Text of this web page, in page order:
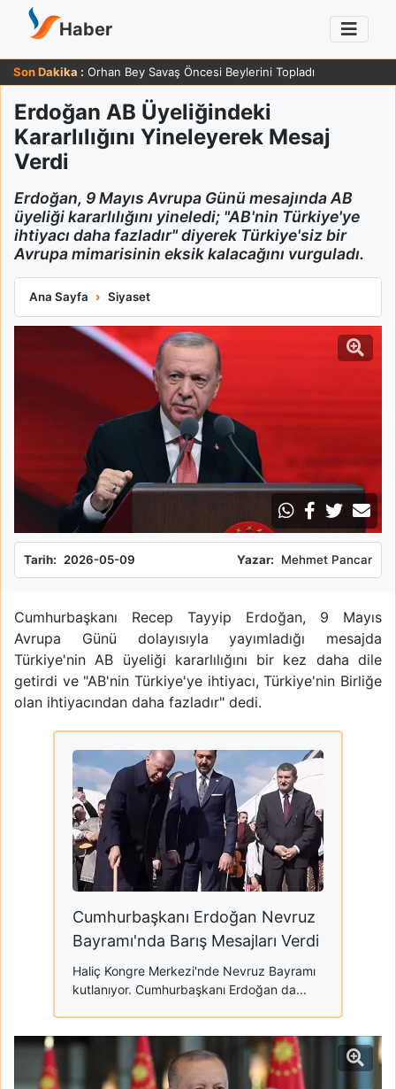
Haber
Son Dakika : Orhan Bey Savaş Öncesi Beylerini Topladı
Erdoğan AB Üyeliğindeki
Kararlılığını Yineleyerek Mesaj
Verdi
Erdoğan, 9 Mayıs Avrupa Günü mesajında AB
üyeliği kararlılığını yineledi; "AB'nin Türkiye'ye
ihtiyacı daha fazladır" diyerek Türkiye'siz bir
Avrupa mimarisinin eksik kalacağını vurguladı.
Ana Sayfa Siyaset
Erdoğan AB Üyeliğindeki Kararlılığını Yineleyerek Mesaj Verdi
Tarih: 2026-05-09 Yazar: Mehmet Pancar
Cumhurbaşkanı Recep Tayyip Erdoğan, 9 Mayıs
Avrupa Günü dolayısıyla yayımladığı mesajda
Türkiye'nin AB üyeliği kararlılığını bir kez daha dile
getirdi ve "AB'nin Türkiye'ye ihtiyacı, Türkiye'nin Birliğe
olan ihtiyacından daha fazladır" dedi.
Cumhurbaşkanı Erdoğan Nevruz
Bayramı'nda Barış Mesajları Verdi
Haliç Kongre Merkezi'nde Nevruz Bayramı
kutlanıyor. Cumhurbaşkanı Erdoğan da...